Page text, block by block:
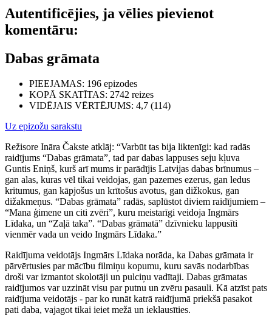
Autentificējies, ja vēlies pievienot
komentāru:
Dabas grāmata
PIEEJAMAS: 196 epizodes
KOPĀ SKATĪTAS: 2742 reizes
VIDĒJAIS VĒRTĒJUMS: 4,7 (114)
Uz epizožu sarakstu
Režisore Ināra Čakste atklāj: “Varbūt tas bija liktenīgi: kad radās
raidījums “Dabas grāmata”, tad par dabas lappuses seju kļuva
Guntis Eniņš, kurš arī mums ir parādījis Latvijas dabas brīnumus –
gan alas, kuras vēl tikai veidojas, gan pazemes ezerus, gan ledus
kritumus, gan kāpjošus un krītošus avotus, gan dižkokus, gan
dižakmeņus. “Dabas grāmata” radās, saplūstot diviem raidījumiem –
“Mana ģimene un citi zvēri”, kuru meistarīgi veidoja Ingmārs
Līdaka, un “Zaļā taka”. “Dabas grāmatā” dzīvnieku lappusīti
vienmēr vada un veido Ingmārs Līdaka.”
Raidījuma veidotājs Ingmārs Līdaka norāda, ka Dabas grāmata ir
pārvērtusies par mācību filmiņu kopumu, kuru savās nodarbības
droši var izmantot skolotāji un pulciņu vadītaji. Dabas grāmatas
raidījumos var uzzināt visu par putnu un zvēru pasauli. Kā atzīst pats
raidījuma veidotājs - par ko runāt katrā raidījumā priekšā pasakot
pati daba, vajagot tikai ieiet mežā un ieklausīties.